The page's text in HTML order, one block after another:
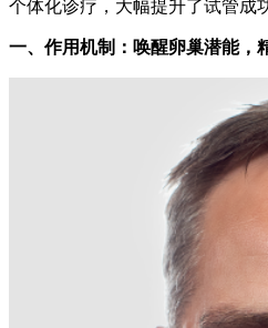
个体化诊疗，大幅提升了试管成
一、作用机制：唤醒卵巢潜能，